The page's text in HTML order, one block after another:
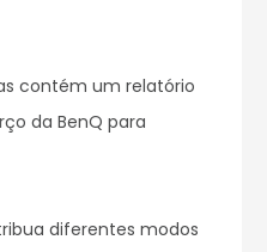
contém um relatório
da BenQ para
diferentes modos